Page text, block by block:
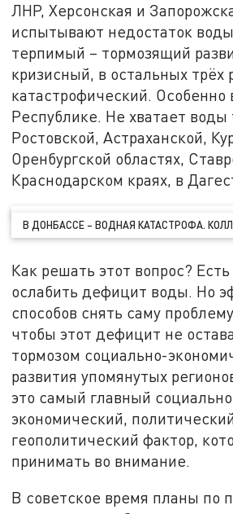
ЛНР, Херсонская и
испытывают недостаток
терпимый – тормозящий
кризисный, в остальных трёх
катастрофический. Особенно
Республике. Не хватает воды
Ростовской, Астраханской,
Оренбургской областях,
Краснодарском краях, в
В ДОНБАССЕ – ВОДНАЯ КАТАСТРОФА.
Как решать этот вопрос?
ослабить дефицит воды. Но
способов снять саму
чтобы этот дефицит не
тормозом социально-
развития упомянутых
это самый главный
экономический,
геополитический фактор,
принимать во внимание.
В советское время планы по